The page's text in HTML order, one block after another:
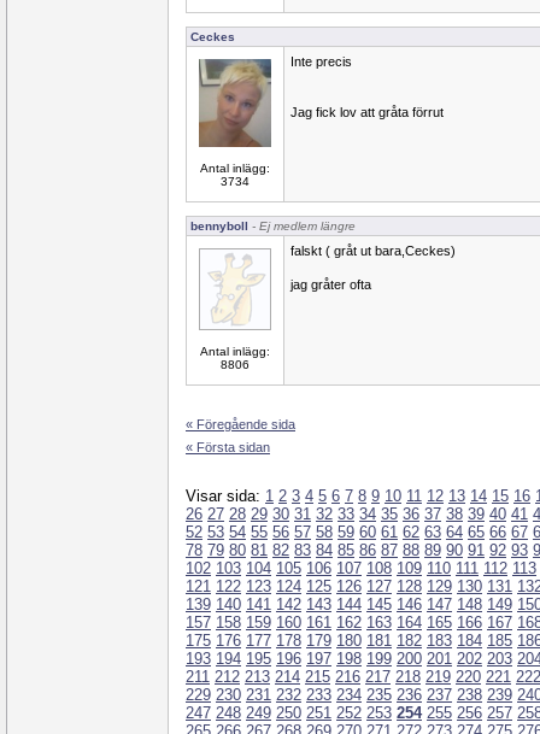
Ceckes
Antal inlägg:
3734
Inte precis
Jag fick lov att gråta förrut
bennyboll - Ej medlem längre
Antal inlägg:
8806
falskt ( gråt ut bara,Ceckes)
jag gråter ofta
« Föregående sida
« Första sidan
Visar sida: 1 2 3 4 5 6 7 8 9 10 11 12 13 14 15 16
26 27 28 29 30 31 32 33 34 35 36 37 38 39 40 41
52 53 54 55 56 57 58 59 60 61 62 63 64 65 66 67
78 79 80 81 82 83 84 85 86 87 88 89 90 91 92 93
102 103 104 105 106 107 108 109 110 111 112 113
121 122 123 124 125 126 127 128 129 130 131
139 140 141 142 143 144 145 146 147 148 149
157 158 159 160 161 162 163 164 165 166 167
175 176 177 178 179 180 181 182 183 184 185
193 194 195 196 197 198 199 200 201 202 203
211 212 213 214 215 216 217 218 219 220 221 222
229 230 231 232 233 234 235 236 237 238 239
247 248 249 250 251 252 253 254 255 256 257